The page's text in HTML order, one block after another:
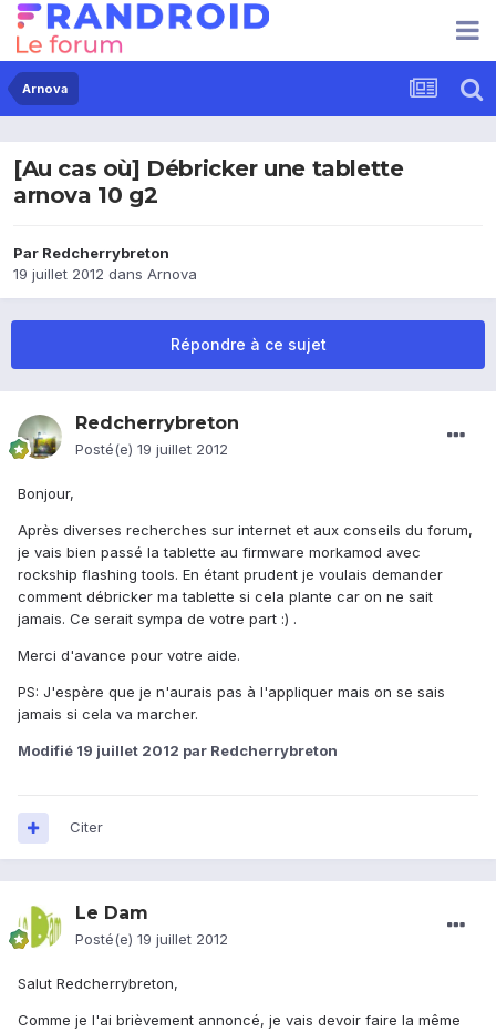
Arnova
[Au cas où] Débricker une tablette
arnova 10 g2
Par Redcherrybreton
19 juillet 2012 dans Arnova
Répondre à ce sujet
Redcherrybreton
Posté(e) 19 juillet 2012
Bonjour,
Après diverses recherches sur internet et aux conseils du forum,
je vais bien passé la tablette au firmware morkamod avec
rockship flashing tools. En étant prudent je voulais demander
comment débricker ma tablette si cela plante car on ne sait
jamais. Ce serait sympa de votre part :) .
Merci d'avance pour votre aide.
PS: J'espère que je n'aurais pas à l'appliquer mais on se sais
jamais si cela va marcher.
Modifié 19 juillet 2012 par Redcherrybreton
Citer
Le Dam
Posté(e) 19 juillet 2012
Salut Redcherrybreton,
Comme je l'ai brièvement annoncé, je vais devoir faire la même